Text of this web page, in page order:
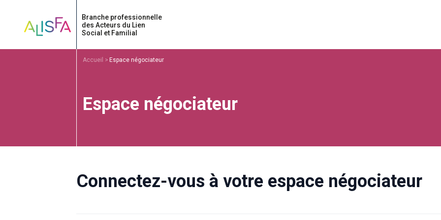
Accueil Espace négociateur
Espace négociateur
Connectez-vous à votre espace négociateur